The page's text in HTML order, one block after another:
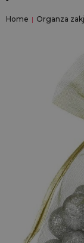
Home | Organza